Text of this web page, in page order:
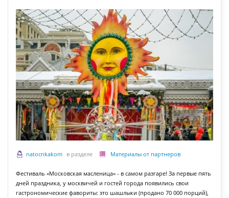
natocnkakom в разделе Материалы от партнеров
Фестиваль «Московская масленица» - в самом разгаре! За первые пять
дней праздника, у москвичей и гостей города появились свои
гастрономические фавориты: это шашлыки (продано 70 000 порций),